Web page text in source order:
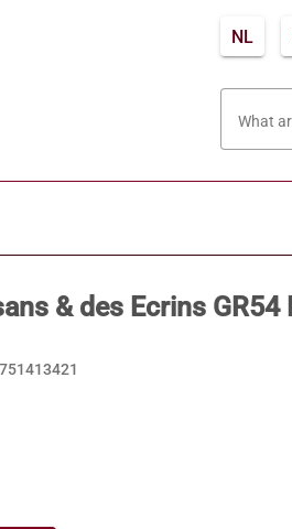
NL
What
& des Ecrins GR54